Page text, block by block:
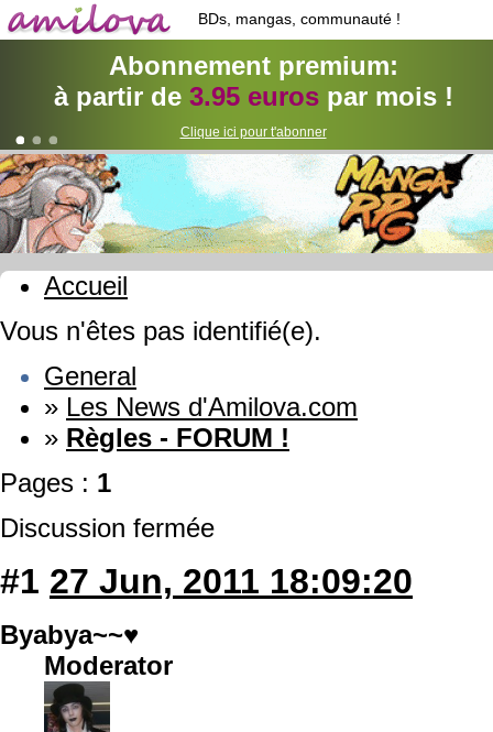
BDs, mangas, communauté !
Abonnement premium:
à partir de 3.95 eurospar mois !
Clique ici pour t'abonner
Accueil
Vous n'êtes pas identifié(e).
General
» Les News d'Amilova.com
» Règles - FORUM !
Pages : 1
Discussion fermée
#1 27 Jun, 2011 18:09:20
Byabya~~♥
Moderator